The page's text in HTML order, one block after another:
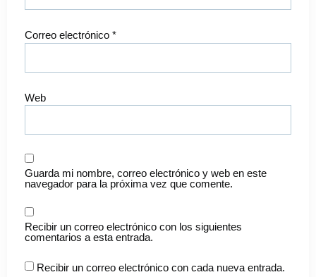
Correo electrónico *
Web
Guarda mi nombre, correo electrónico y web en este
navegador para la próxima vez que comente.
Recibir un correo electrónico con los siguientes
comentarios a esta entrada.
Recibir un correo electrónico con cada nueva entrada.